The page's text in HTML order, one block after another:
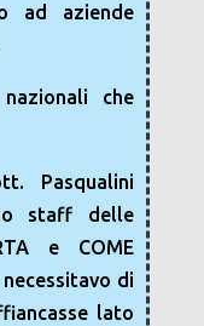
ad aziende
che
Pasqualini
staff delle
e COME
necessitavo di
lato